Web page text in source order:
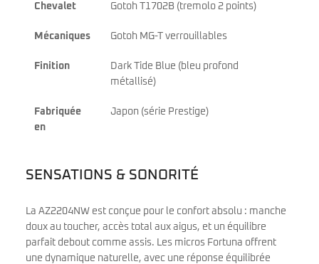
Chevalet Gotoh T1702B (tremolo 2 points)
Mécaniques Gotoh MG-T verrouillables
Finition
Dark Tide Blue (bleu profond
métallisé)
Fabriquée
en
Japon (série Prestige)
SENSATIONS & SONORITÉ
La AZ2204NW est conçue pour le confort absolu : manche
doux au toucher, accès total aux aigus, et un équilibre
parfait debout comme assis. Les micros Fortuna offrent
une dynamique naturelle, avec une réponse équilibrée